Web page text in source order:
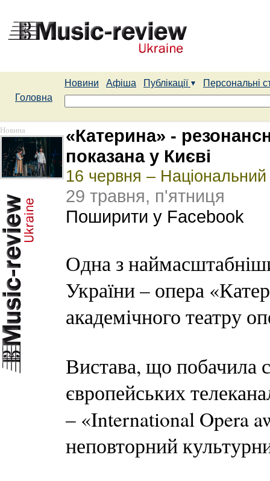
Новини Афіша Публікації
Персональні
Головна
Новина
«Катерина» -
показана у Києві
16 червня –
29 травня, п'ятниця
Поширити у Facebook
Одна з
України – опера
академічного театру
Вистава, що побачила
європейських
– «International Opera
неповторний